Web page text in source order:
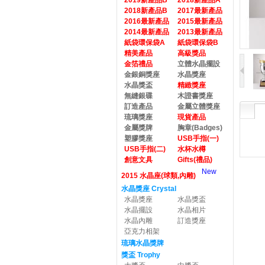
2018新產品B
2017最新產品
2016最新產品
2015最新產品
2014最新產品
2013最新產品
紙袋環保袋A
紙袋環保袋B
精美產品
高級獎品
金箔禮品
立體水晶擺設
金銀銅獎座
水晶獎座
水晶獎盃
精緻獎座
無縫銀碟
木證書獎座
訂造產品
金屬立體獎座
琉璃獎座
現貨產品
金屬獎牌
胸章(Badges)
塑膠獎座
USB手指(一)
USB手指(二)
水杯水樽
創意文具
Gifts(禮品)
2015 水晶座(球類,內雕)
New
水晶獎座 Crystal
水晶獎座
水晶獎盃
水晶擺設
水晶相片
水晶內雕
訂造獎座
亞克力相架
琉璃水晶獎牌
獎盃 Trophy